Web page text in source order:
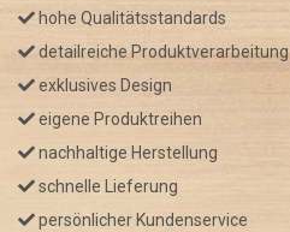
hohe Qualitätsstandards
detailreiche Produktverarbeitung
exklusives Design
eigene Produktreihen
nachhaltige Herstellung
schnelle Lieferung
persönlicher Kundenservice